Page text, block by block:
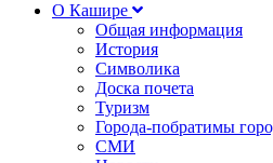
О Кашире
Общая информация
История
Символика
Доска почета
Туризм
Города-побратимы
СМИ